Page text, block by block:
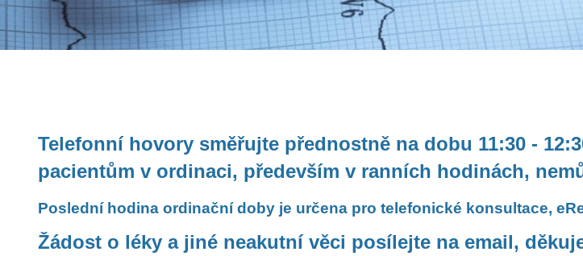
Telefonní hovory směřujte přednostně na dobu 11:30 -
pacientům v ordinaci, především v ranních hodinách,
Poslední hodina ordinační doby je určena pro telefonické konsultace,
Žádost o léky a jiné neakutní věci posílejte na email,